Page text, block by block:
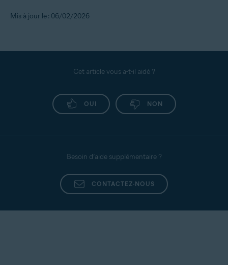
Mis à jour le : 06/02/2026
Cet article vous a-t-il aidé ?
OUI NON
Besoin d’aide supplémentaire ?
CONTACTEZ-NOUS